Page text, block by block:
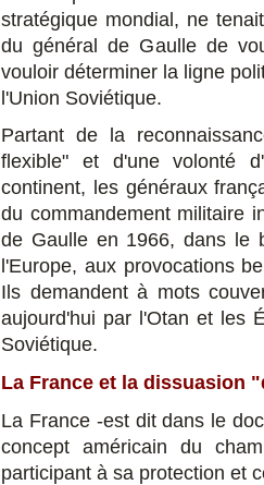
stratégique mondial, ne
du général de Gaulle de
vouloir déterminer la ligne
l'Union Soviétique.
Partant de la
flexible" et d'une volonté
continent, les généraux
du commandement militaire
de Gaulle en 1966, dans le
l'Europe, aux provocations
Ils demandent à mots
aujourd'hui par l'Otan et les
Soviétique.
La France et la dissuasion
La France -est dit dans le
concept américain du
participant à sa protection et